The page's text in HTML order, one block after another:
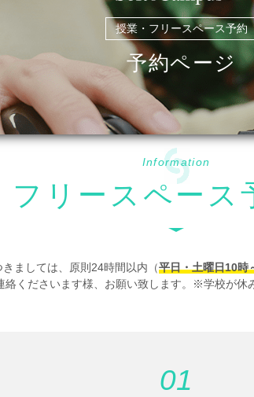
授業・フリースペース予約
予約ページ
Information
フリースペース
ましては、原則24時間以内（平日・土曜日10時
絡くださいます様、お願い致します。※学校が休
01